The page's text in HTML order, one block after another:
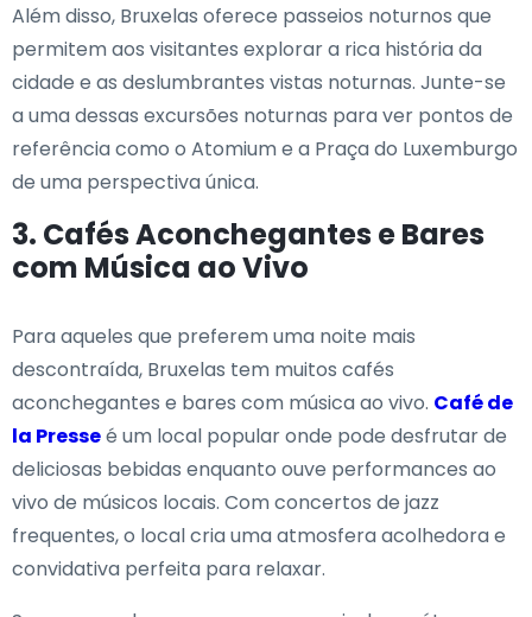
Além disso, Bruxelas oferece passeios noturnos que
permitem aos visitantes explorar a rica história da
cidade e as deslumbrantes vistas noturnas. Junte-se
a uma dessas excursões noturnas para ver pontos de
referência como o Atomium e a Praça do Luxemburgo
de uma perspectiva única.
3. Cafés Aconchegantes e Bares
com Música ao Vivo
Para aqueles que preferem uma noite mais
descontraída, Bruxelas tem muitos cafés
aconchegantes e bares com música ao vivo. Café de
la Presseé um local popular onde pode desfrutar de
deliciosas bebidas enquanto ouve performances ao
vivo de músicos locais. Com concertos de jazz
frequentes, o local cria uma atmosfera acolhedora e
convidativa perfeita para relaxar.